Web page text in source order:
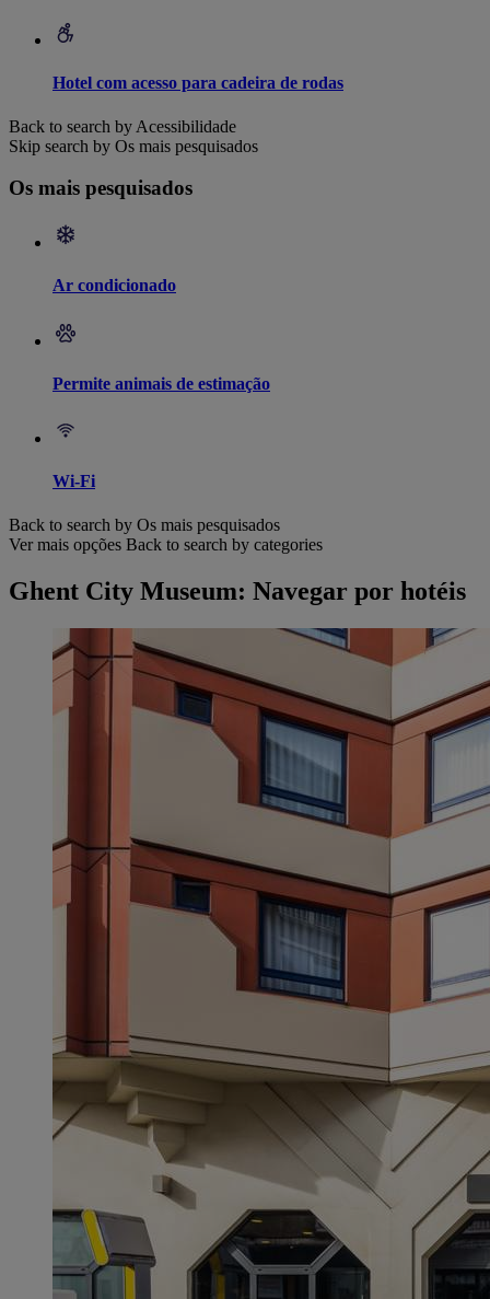
Hotel com acesso para cadeira de rodas
Back to search by Acessibilidade
Skip search by Os mais pesquisados
Os mais pesquisados
Ar condicionado
Permite animais de estimação
Wi-Fi
Back to search by Os mais pesquisados
Ver mais opções Back to search by categories
Ghent City Museum: Navegar por hotéis